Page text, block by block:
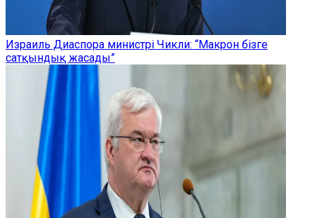
Израиль Диаспора министрі Чикли: “Макрон бізге
сатқындық жасады”